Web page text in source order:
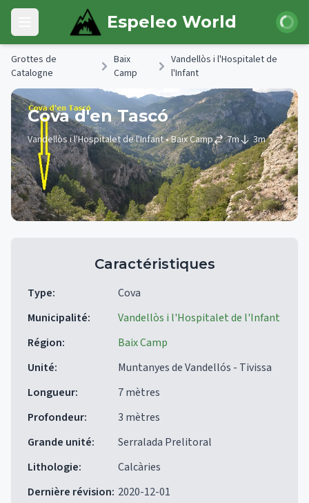
Skip to main content
Open main menu Espeleo World
Grottes de
Catalogne
Baix
Camp
Vandellòs i l'Hospitalet de
l'Infant
Cova d'en Tascó
Vandellòs i l'Hospitalet de l'Infant• Baix Camp 7m 3m
Caractéristiques
Type:
Cova
Municipalité:
Vandellòs i l'Hospitalet de l'Infant
Région:
Baix Camp
Unité:
Muntanyes de Vandellós - Tivissa
Longueur:
7 mètres
Profondeur:
3 mètres
Grande unité:
Serralada Prelitoral
Lithologie:
Calcàries
Dernière révision: 2020-12-01